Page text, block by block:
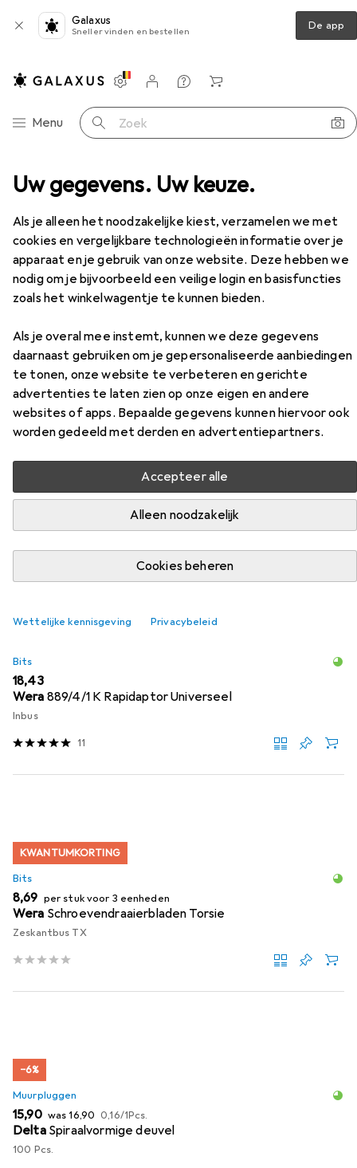
Uw gegevens. Uw keuze.
Als je alleen het noodzakelijke kiest, verzamelen we met
cookies en vergelijkbare technologieën informatie over je
apparaat en je gebruik van onze website. Deze hebben we
nodig om je bijvoorbeeld een veilige login en basisfuncties
zoals het winkelwagentje te kunnen bieden.
Als je overal mee instemt, kunnen we deze gegevens
daarnaast gebruiken om je gepersonaliseerde aanbiedingen
te tonen, onze website te verbeteren en gerichte
advertenties te laten zien op onze eigen en andere
websites of apps. Bepaalde gegevens kunnen hiervoor ook
worden gedeeld met derden en advertentiepartners.
Accepteer alle
Alleen noodzakelijk
Cookies beheren
Wettelijke kennisgeving Privacybeleid
Galaxus
Sneller vinden en bestellen De app
Categorie navigatie
Menu Zoek op
Instellingen
Klantenaccount
Produktvergelijking
Verlanglijstje
Winkelmandje
Senkmultikopf T-Star Plus T20 Vollgewinde Wirox
SpaxSenkmultikopf T-Star Plus T20
Vollgewinde Wirox
200 Schroeven per stuk
Accessoires voor Spax
Senkmultikopf T-Star Plus T20
Vollgewinde Wirox
Vind passende accessoires voor de Spax Senkmultikopf T-
Star Plus T20 Vollgewinde Wirox uit de categorieën Bits
en Muurpluggen.
Muurpluggen
Bits
EUR
18,43
Wera 889/4/1 K Rapidaptor Universeel
Inbus
11
KWANTUMKORTING
Bits
EUR
8,69 per stuk voor 3 eenheden
Wera Schroevendraaierbladen Torsie
Zeskantbus TX
−6%
Muurpluggen
EUR
15,90 wasEUR
16,90 EUR
0,16/1Pcs.
Delta Spiraalvormige deuvel
100 Pcs.